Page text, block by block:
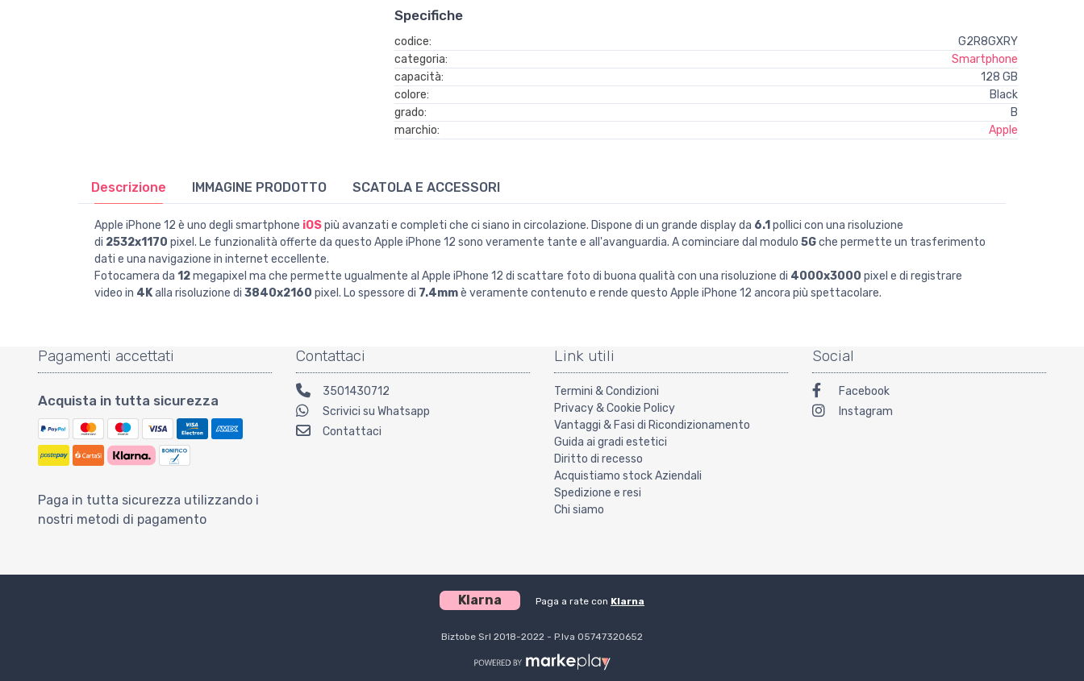
Specifiche
codice:
G2R8GXRY
categoria:
Smartphone
capacità:
128 GB
colore:
Black
grado:
B
marchio:
Apple
Descrizione IMMAGINE PRODOTTO SCATOLA E ACCESSORI
Apple iPhone 12 è uno degli smartphone iOSpiù avanzati e completi che ci siano in circolazione. Dispone di un grande display da 6.1 pollici con una risoluzione
di 2532x1170 pixel. Le funzionalità offerte da questo Apple iPhone 12 sono veramente tante e all'avanguardia. A cominciare dal modulo 5Gche permette un trasferimento
dati e una navigazione in internet eccellente.
Fotocamera da 12megapixel ma che permette ugualmente al Apple iPhone 12 di scattare foto di buona qualità con una risoluzione di 4000x3000 pixel e di registrare
video in 4Kalla risoluzione di 3840x2160 pixel. Lo spessore di 7.4mmè veramente contenuto e rende questo Apple iPhone 12 ancora più spettacolare.
Pagamenti accettati
Acquista in tutta sicurezza
Paga in tutta sicurezza utilizzando i
nostri metodi di pagamento
Contattaci
3501430712
Scrivici su Whatsapp
Contattaci
Link utili
Termini & Condizioni
Privacy & Cookie Policy
Vantaggi & Fasi di Ricondizionamento
Guida ai gradi estetici
Diritto di recesso
Acquistiamo stock Aziendali
Spedizione e resi
Chi siamo
Social
Facebook
Instagram
Klarna Paga a rate con Klarna
Biztobe Srl 2018-2022 - P.Iva 05747320652